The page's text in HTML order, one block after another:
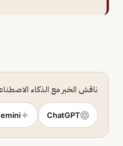
ناقش الخبر مع الذكاء
ChatGPT